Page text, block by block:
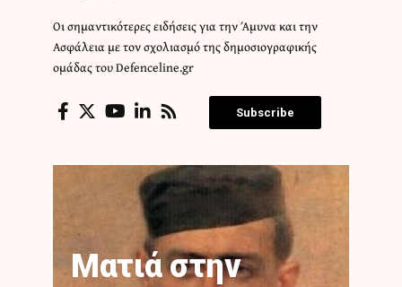
Οι σημαντικότερες ειδήσεις για την Άμυνα και την
Ασφάλεια με τον σχολιασμό της δημοσιογραφικής
ομάδας του Defenceline.gr
Subscribe
Ματιά στην